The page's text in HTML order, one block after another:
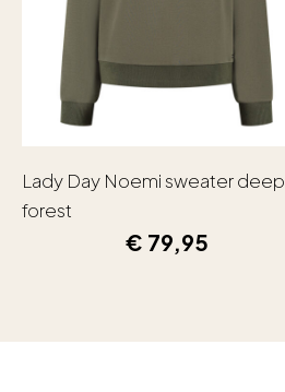
Lady Day Noemi sweater deep
forest
€ 79,95